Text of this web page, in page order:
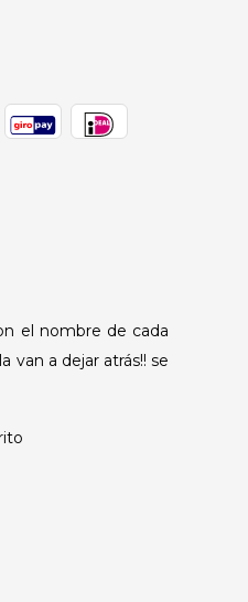
el nombre de cada
van a dejar atrás!! se